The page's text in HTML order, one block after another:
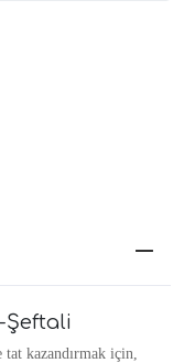
Şeftali
kazandırmak için,